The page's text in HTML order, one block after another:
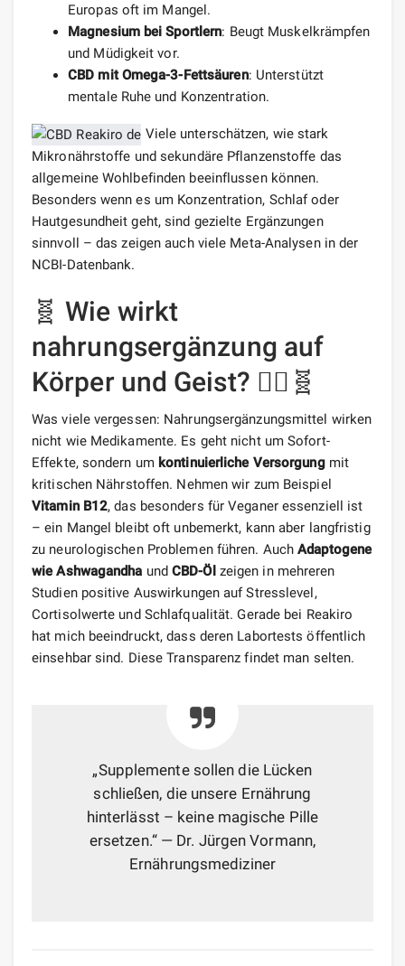
Europas oft im Mangel.
Magnesium bei Sportlern: Beugt Muskelkrämpfen
und Müdigkeit vor.
CBD mit Omega-3-Fettsäuren: Unterstützt
mentale Ruhe und Konzentration.
Viele unterschätzen, wie stark
Mikronährstoffe und sekundäre Pflanzenstoffe das
allgemeine Wohlbefinden beeinflussen können.
Besonders wenn es um Konzentration, Schlaf oder
Hautgesundheit geht, sind gezielte Ergänzungen
sinnvoll – das zeigen auch viele Meta-Analysen in der
NCBI-Datenbank.
🧬 Wie wirkt
nahrungsergänzung auf
Körper und Geist? 🧘‍♀️🧬
Was viele vergessen: Nahrungsergänzungsmittel wirken
nicht wie Medikamente. Es geht nicht um Sofort-
Effekte, sondern um kontinuierliche Versorgungmit
kritischen Nährstoffen. Nehmen wir zum Beispiel
Vitamin B12, das besonders für Veganer essenziell ist
– ein Mangel bleibt oft unbemerkt, kann aber langfristig
zu neurologischen Problemen führen. AuchAdaptogene
wie Ashwagandha und CBD-Öl zeigen in mehreren
Studien positive Auswirkungen auf Stresslevel,
Cortisolwerte und Schlafqualität. Gerade bei Reakiro
hat mich beeindruckt, dass deren Labortests öffentlich
einsehbar sind. Diese Transparenz findet man selten.
„Supplemente sollen die Lücken
schließen, die unsere Ernährung
hinterlässt – keine magische Pille
ersetzen.“ — Dr. Jürgen Vormann,
Ernährungsmediziner